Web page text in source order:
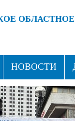
НОВОСТИ
ЗДРАВНИЦЫ